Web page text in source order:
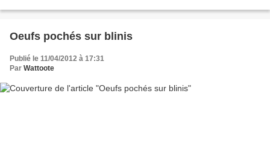
Oeufs pochés sur blinis
Publié le 11/04/2012 à 17:31
Par Wattoote